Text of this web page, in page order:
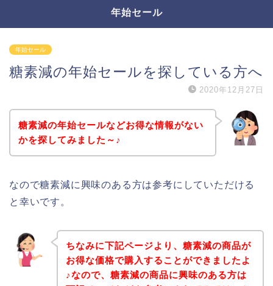
年始セール
年始セール
糖素減の年始セールを探している方へ
2020年12月27日
糖素減の年始セールなどお得な情報がない
かを探してみました～♪
なので糖素減に興味のある方は参考にしていただける
と幸いです。
ちなみに下記ページより、糖素減の商品が
お得な価格で購入することができましたよ
♪なので、糖素減の商品に興味のある方は